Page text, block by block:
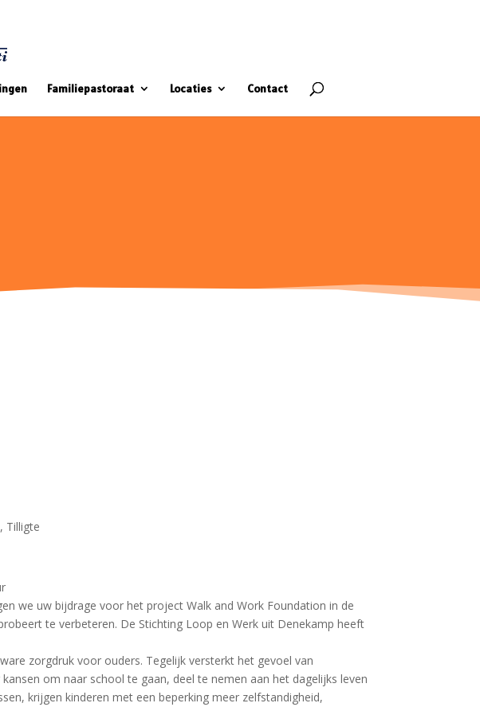
Familiepastoraat Locaties Contact
, Tilligte
we uw bijdrage voor het project Walk and Work Foundation in de
te verbeteren. De Stichting Loop en Werk uit Denekamp heeft
zorgdruk voor ouders. Tegelijk versterkt het gevoel van
om naar school te gaan, deel te nemen aan het dagelijks leven
krijgen kinderen met een beperking meer zelfstandigheid,